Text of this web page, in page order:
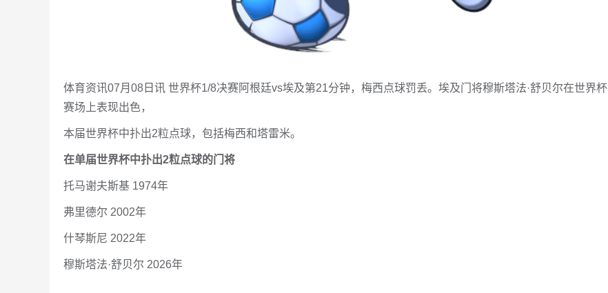
体育资讯07月08日讯 世界杯1/8决赛阿根廷vs埃及第21分钟，梅西点球罚丢。埃及门将穆斯塔法·舒贝尔在世界杯
赛场上表现出色，
本届世界杯中扑出2粒点球，包括梅西和塔雷米。
在单届世界杯中扑出2粒点球的门将
托马谢夫斯基 1974年
弗里德尔 2002年
什琴斯尼 2022年
穆斯塔法·舒贝尔 2026年